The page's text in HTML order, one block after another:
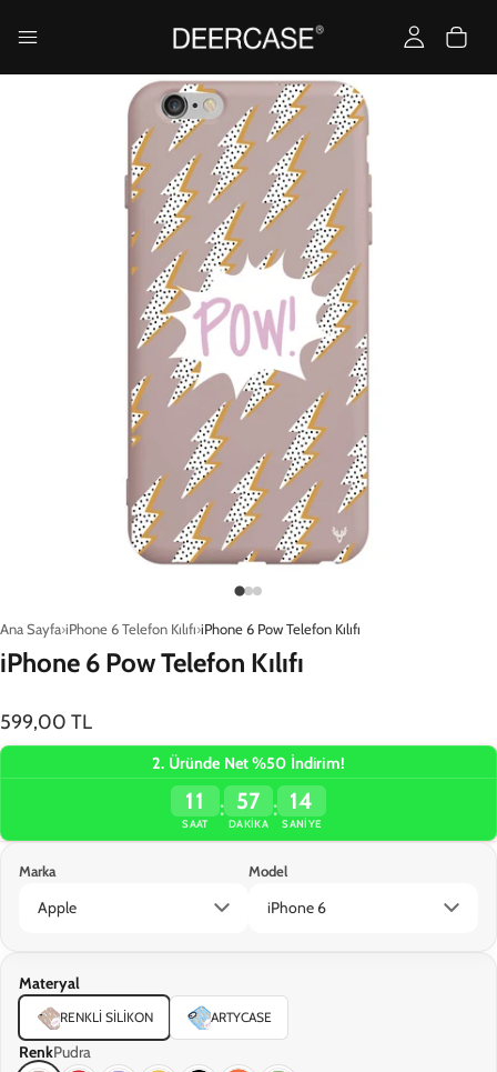
Ana Sayfa iPhone 6 Telefon Kılıfı iPhone 6 Pow Telefon Kılıfı
iPhone 6 Pow Telefon Kılıfı
599,00 TL
2. Üründe Net %50 İndirim!
11
SAAT
: 57
DAKIKA
: 14
SANIYE
Marka
Apple
Model
iPhone 6
Materyal
RENKLI SILIKON ARTYCASE
RenkPudra